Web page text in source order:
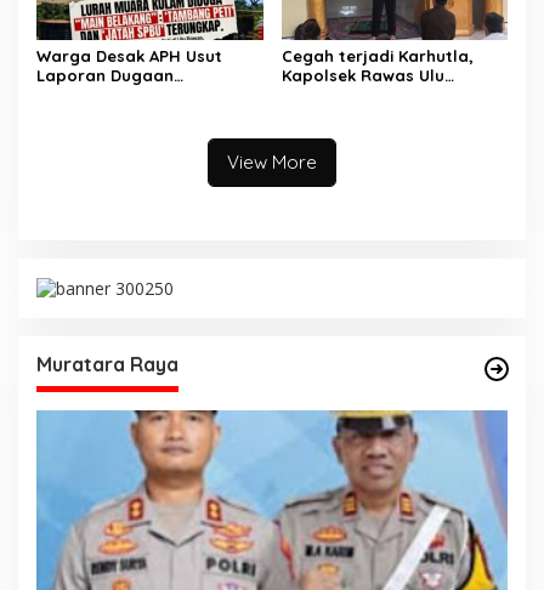
Warga Desak APH Usut
Laporan Dugaan
Cegah terjadi Karhutla,
Kapolsek Rawas Ulu
View More
Muratara Raya